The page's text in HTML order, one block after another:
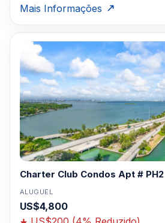
Mais Informações
Charter Club Condos Apt # PH2
ALUGUEL
US$4,800